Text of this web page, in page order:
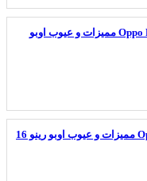
سعر و مواصفات Oppo Reno16 Pro مميزات و عيوب اوبو